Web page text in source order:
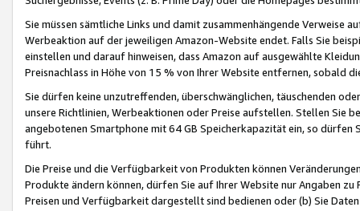
Sie müssen sämtliche Links und damit zusammenhängende
Werbeaktion auf der jeweiligen Amazon-Website endet. Falls Sie
einstellen und darauf hinweisen, dass Amazon auf ausgewählte
Preisnachlass in Höhe von 15 % von Ihrer Website entfernen, sobald
Sie dürfen keine unzutreffenden, überschwänglichen, täuschenden
unsere Richtlinien, Werbeaktionen oder Preise aufstellen. Stellen Sie
angebotenen Smartphone mit 64 GB Speicherkapazität ein, so dürfen
führt.
Die Preise und die Verfügbarkeit von Produkten können
Produkte ändern können, dürfen Sie auf Ihrer Website nur Angaben
Preisen und Verfügbarkeit dargestellt sind bedienen oder (b) Sie